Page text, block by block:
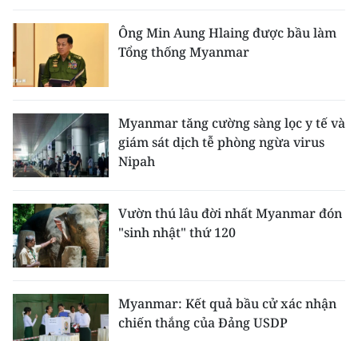
BẠN ĐỌC
KIỂM CHỨNG THÔNG TIN
54 DÂN TỘC VIỆT NAM
CHƯƠNG TRÌNH OCOP - MỖI XÃ
MỘT SẢN PHẨM
RADIO
MEDIA CENTER
E-Magazine
Ông Min Aung Hlaing được bầu làm
Tổng thống Myanmar
Myanmar tăng cường sàng lọc y tế và
giám sát dịch tễ phòng ngừa virus
Nipah
Vườn thú lâu đời nhất Myanmar đón
"sinh nhật" thứ 120
Myanmar: Kết quả bầu cử xác nhận
chiến thắng của Đảng USDP